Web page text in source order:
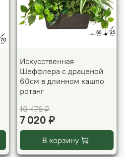
Искусственная
Шеффлера с драценой
60см в длинном кашпо
ротанг
10 478 ₽
7 020 ₽
В корзину